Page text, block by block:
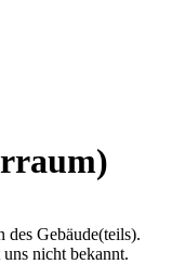
des Gebäude(teils).
nicht bekannt.